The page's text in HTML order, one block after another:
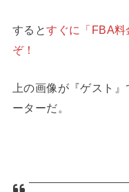
するとすぐに「FBA料
ぞ！
上の画像が『ゲスト
ーターだ。